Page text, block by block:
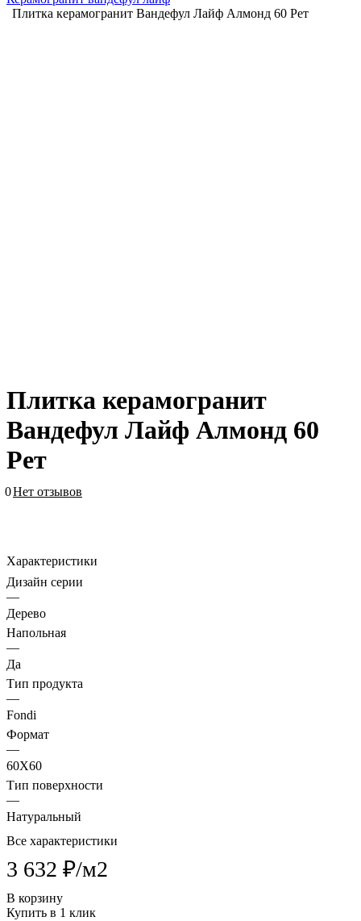
Плитка керамогранит Вандефул Лайф Алмонд 60 Рет
Плитка керамогранит
Вандефул Лайф Алмонд 60
Рет
0Нет отзывов
Характеристики
Дизайн серии
—
Дерево
Напольная
—
Да
Тип продукта
—
Fondi
Формат
—
60X60
Тип поверхности
—
Натуральный
Все характеристики
3 632 ₽/м2
В корзину
Купить в 1 клик